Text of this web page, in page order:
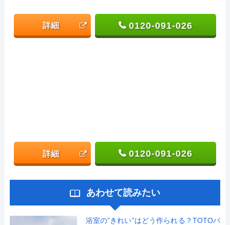
詳細 0120-091-026
詳細 0120-091-026
あわせて読みたい
浴室の”きれい”はどう作られる？TOTOバ